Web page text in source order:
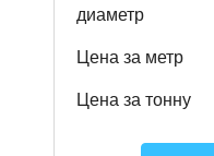
диаметр
Цена за метр
Цена за тонну